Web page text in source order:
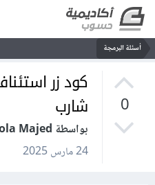
أسئلة البرمجة
0
كود زر
شارب
بواسطة Sola Majed
24 مارس 2025